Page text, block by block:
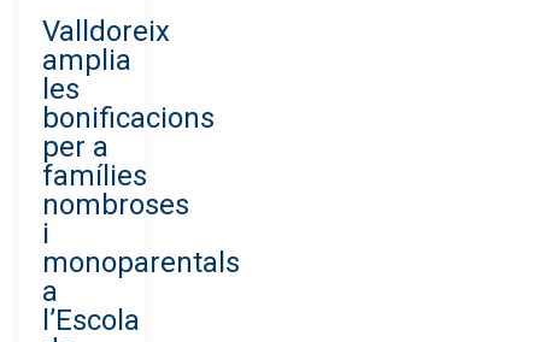
Valldoreix
amplia
les
bonificacions
per a
famílies
nombroses
i
monoparentals
a
l’Escola